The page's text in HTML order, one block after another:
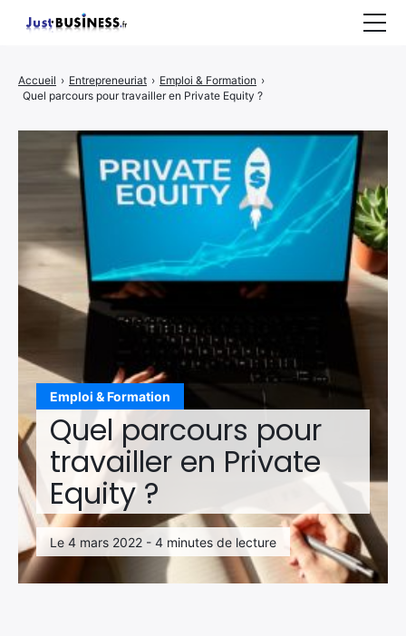
Emploi & Formation
Quel parcours pour
travailler en Private
Equity ?
Le 4 mars 2022 - 4 minutes de lecture
Accueil › Entrepreneuriat › Emploi & Formation ›
Quel parcours pour travailler en Private Equity ?
Entrepreneuriat
Marketing
Immobilier
CONTACT